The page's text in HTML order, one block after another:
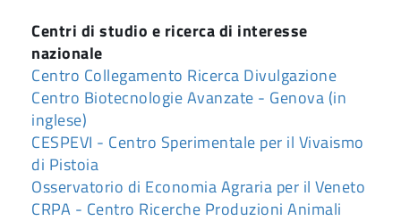
Centri di studio e ricerca di interesse
nazionale
Centro Collegamento Ricerca Divulgazione
Centro Biotecnologie Avanzate - Genova (in
inglese)
CESPEVI - Centro Sperimentale per il Vivaismo
di Pistoia
Osservatorio di Economia Agraria per il Veneto
CRPA - Centro Ricerche Produzioni Animali